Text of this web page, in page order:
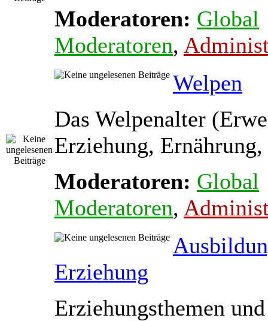
Moderatoren: Global
Moderatoren,
Welpen
Das Welpenalter
Erziehung,
Moderatoren: Global
Moderatoren,
Erziehung
Erziehungsthemen